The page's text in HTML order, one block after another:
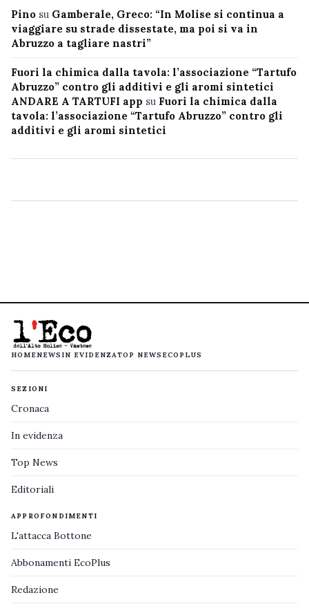
Pino su Gamberale, Greco: “In Molise si continua a
viaggiare su strade dissestate, ma poi si va in
Abruzzo a tagliare nastri”
Fuori la chimica dalla tavola: l’associazione “Tartufo
Abruzzo” contro gli additivi e gli aromi sintetici
ANDARE A TARTUFI app su Fuori la chimica dalla
tavola: l’associazione “Tartufo Abruzzo” contro gli
additivi e gli aromi sintetici
HOMENEWS IN EVIDENZATOP NEWS ECOPLUS
SEZIONI
Cronaca
In evidenza
Top News
Editoriali
APPROFONDIMENTI
L'attacca Bottone
Abbonamenti EcoPlus
Redazione